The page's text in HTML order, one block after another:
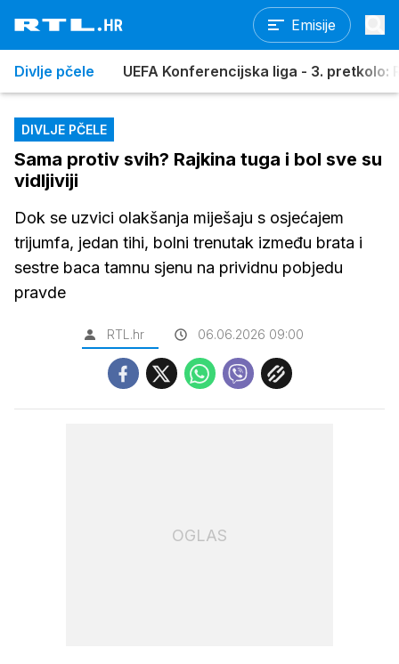
Emisije
Divlje pčele UEFA Konferencijska liga - 3. pretkolo:
DIVLJE PČELE
Sama protiv svih? Rajkina tuga i bol sve su
vidljiviji
Dok se uzvici olakšanja miješaju s osjećajem
trijumfa, jedan tihi, bolni trenutak između brata i
sestre baca tamnu sjenu na prividnu pobjedu
pravde
RTL.hr 06.06.2026 09:00
OGLAS